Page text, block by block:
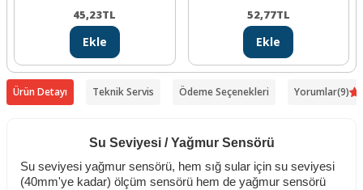
45,23TL
Ekle
52,77TL
Ekle
Ürün Detayı Teknik Servis Ödeme Seçenekleri Yorumlar(9)
Su Seviyesi / Yağmur Sensörü
Su seviyesi yağmur sensörü, hem sığ sular için su seviyesi
(40mm'ye kadar) ölçüm sensörü hem de yağmur sensörü